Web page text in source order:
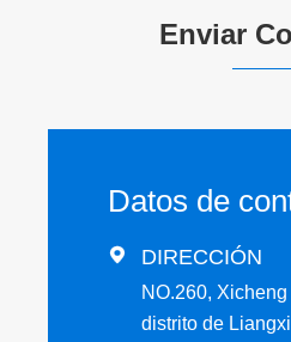
Enviar
Datos de
 DIRECCIÓN
NO.260,
distrito de